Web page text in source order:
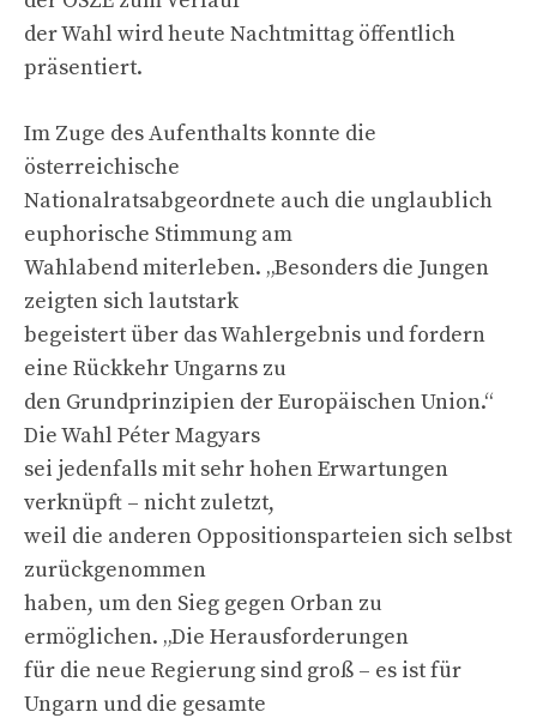
der Wahl wird heute Nachtmittag öffentlich
präsentiert.
Im Zuge des Aufenthalts konnte die
österreichische
Nationalratsabgeordnete auch die unglaublich
euphorische Stimmung am
Wahlabend miterleben. „Besonders die Jungen
zeigten sich lautstark
begeistert über das Wahlergebnis und fordern
eine Rückkehr Ungarns zu
den Grundprinzipien der Europäischen Union.“
Die Wahl Péter Magyars
sei jedenfalls mit sehr hohen Erwartungen
verknüpft – nicht zuletzt,
weil die anderen Oppositionsparteien sich selbst
zurückgenommen
haben, um den Sieg gegen Orban zu
ermöglichen. „Die Herausforderungen
für die neue Regierung sind groß – es ist für
Ungarn und die gesamte